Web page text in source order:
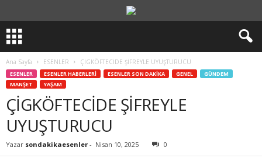
Ana Sayfa ESENLER ÇİGKÖFTECİDE ŞİFREYLE UYUŞTURUCU
ESENLER ESENLER HABERLERİ ESENLER SON DAKİKA GENEL
GÜNDEM
MANŞET
YAŞAM
ÇİGKÖFTECİDE ŞİFREYLE
UYUŞTURUCU
Yazar sondakikaesenler - Nisan 10, 2025 0